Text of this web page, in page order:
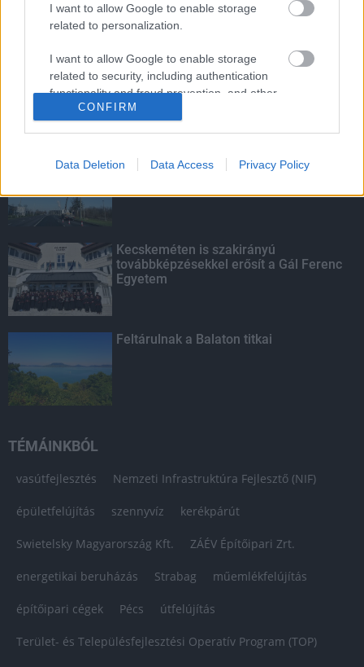
I want to allow Google to enable storage
related to personalization.
I want to allow Google to enable storage
related to security, including authentication
functionality and fraud prevention, and other
user protection.
CONFIRM
Data Deletion Data Access Privacy Policy
Hétszázmilliós fejlesztésbe kezd Barcs
Kevesebb fényt!
Kecskeméten is szakirányú
továbbképzésekkel erősít a Gál Ferenc
Egyetem
Feltárulnak a Balaton titkai
TÉMÁINKBÓL
vasútfejlesztés Nemzeti Infrastruktúra Fejlesztő (NIF)
épületfelújítás szennyvíz kerékpárút
Swietelsky Magyarország Kft. ZÁÉV Építőipari Zrt.
energetikai beruházás Strabag műemlékfelújítás
építőipari cégek Pécs útfelújítás
Terület- és Településfejlesztési Operatív Program (TOP)